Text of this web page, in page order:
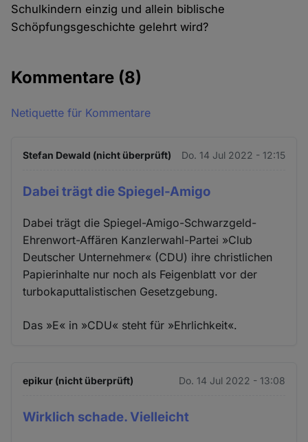
Schulkindern einzig und allein biblische
Schöpfungsgeschichte gelehrt wird?
Kommentare (8)
Netiquette für Kommentare
Stefan Dewald (nicht überprüft) Do. 14 Jul 2022 - 12:15
Dabei trägt die Spiegel-Amigo
Dabei trägt die Spiegel-Amigo-Schwarzgeld-
Ehrenwort-Affären Kanzlerwahl-Partei »Club
Deutscher Unternehmer« (CDU) ihre christlichen
Papierinhalte nur noch als Feigenblatt vor der
turbokaputtalistischen Gesetzgebung.
Das »E« in »CDU« steht für »Ehrlichkeit«.
epikur (nicht überprüft) Do. 14 Jul 2022 - 13:08
Wirklich schade. Vielleicht